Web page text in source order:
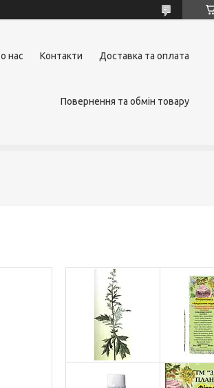
нас Контакти Доставка та оплата
Повернення та обмін товару